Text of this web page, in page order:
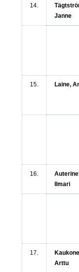
14.
Janne
15. Laine,
16.
Ilmari
17.
Arttu